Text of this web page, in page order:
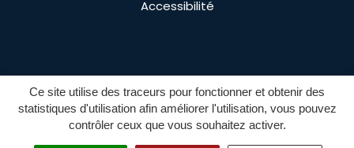
Ce site utilise des traceurs pour fonctionner et obtenir des
statistiques d'utilisation afin améliorer l'utilisation, vous pouvez
contrôler ceux que vous souhaitez activer.
Accessibilité